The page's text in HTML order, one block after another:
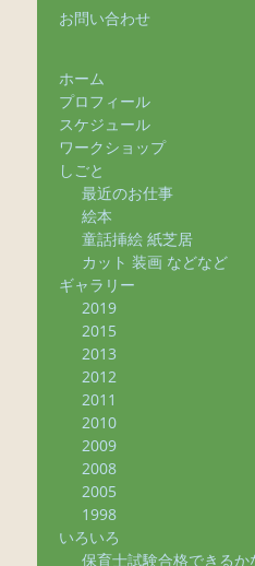
お問い合わせ
ホーム
プロフィール
スケジュール
ワークショップ
しごと
最近のお仕事
絵本
童話挿絵 紙芝居
カット 装画 などなど
ギャラリー
2019
2015
2013
2012
2011
2010
2009
2008
2005
1998
いろいろ
保育士試験合格できるか